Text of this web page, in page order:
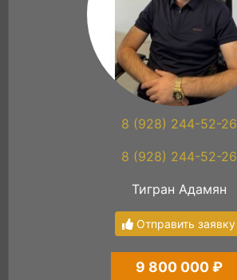
8 (928) 244-52-26
8 (928) 244-52-26
Тигран Адамян
Отправить заявку
9 800 000 ₽